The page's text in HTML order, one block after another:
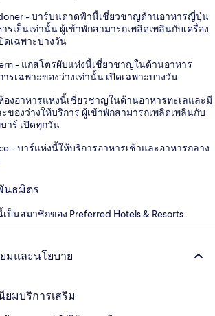
- บาร์บนดาดฟ้านี้เชี่ยวชาญด้านอาหารญี่ปุ่น
รเย็นเท่านั้น ผู้เข้าพักสามารถเพลิดเพลินกับเครื่อง
ดเฉพาะบางวัน
- แกสโตรผับแห่งนี้เชี่ยวชาญในด้านอาหาร
ารเฉพาะของว่างเท่านั้น เปิดเฉพาะบางวัน
องอาหารแห่งนี้เชี่ยวชาญในด้านอาหารทะเลและมี
ของว่างให้บริการ ผู้เข้าพักสามารถเพลิดเพลินกับ
าร์ เปิดทุกวัน
- บาร์แห่งนี้ให้บริการอาหารเช้าและอาหารกลาง
นธมิตร
ป็นสมาชิกของ Preferred Hotels & Resorts
มและนโยบาย
ยมบริการเสริม